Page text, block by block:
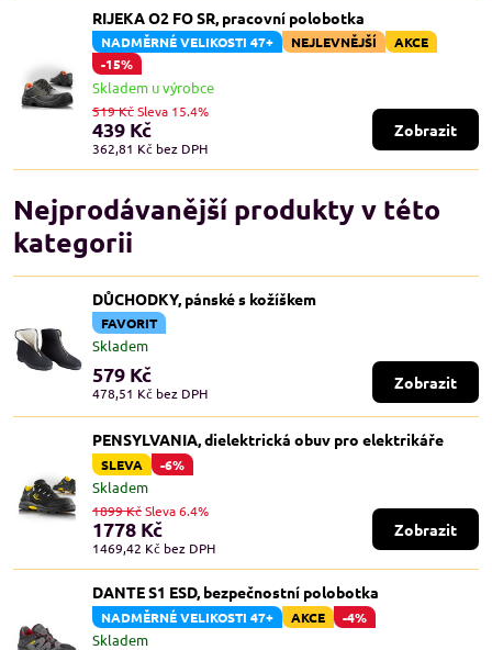
RIJEKA O2 FO SR, pracovní polobotka
NADMĚRNÉ VELIKOSTI 47+ NEJLEVNĚJŠÍ
AKCE
-15%
Skladem u výrobce
439 Kč
362,81 Kč bez DPH
519 KčSleva 15.4%
Zobrazit
Nejprodávanější produkty v této
kategorii
DŮCHODKY, pánské s kožíškem
FAVORIT
Skladem
579 Kč
478,51 Kč bez DPH
Zobrazit
PENSYLVANIA, dielektrická obuv pro elektrikáře
SLEVA -6%
Skladem
1778 Kč
1469,42 Kč bez DPH
1899 KčSleva 6.4%
Zobrazit
DANTE S1 ESD, bezpečnostní polobotka
NADMĚRNÉ VELIKOSTI 47+ AKCE -4%
Skladem